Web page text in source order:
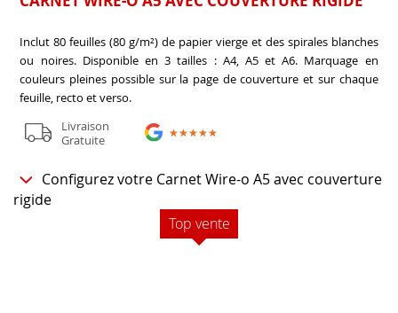
Inclut 80 feuilles (80 g/m²) de papier vierge et des spirales blanches
ou noires. Disponible en 3 tailles : A4, A5 et A6. Marquage en
couleurs pleines possible sur la page de couverture et sur chaque
feuille, recto et verso.
Livraison
Gratuite
★★★★★
★★★★★
Configurez votre Carnet Wire-o A5 avec couverture
rigide
Top vente